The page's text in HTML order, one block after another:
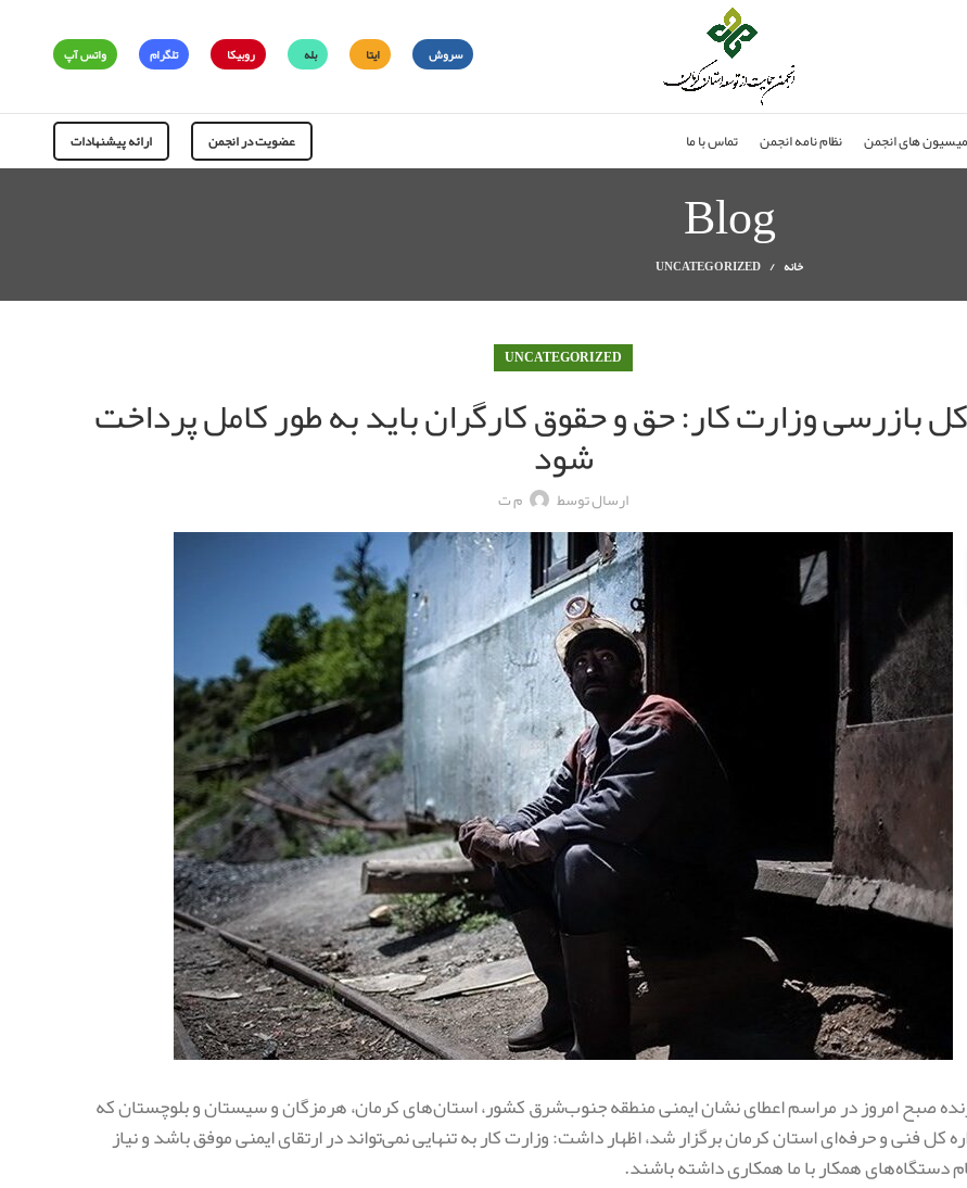
سروش ایتا بله روبیکا تلگرام واتس آپ
های انجمن نظام نامه انجمن تماس با ما عضویت در انجمن ارائه پیشنهادات
Blog خانه UNCATEGORIZED
UNCATEGORIZED
بازرسی وزارت کار: حق و حقوق کارگران باید به طور کامل پرداخت
شود
ارسال توسط م ت
صبح امروز در مراسم اعطای نشان ایمنی منطقه جنوب‌شرق کشور، استان‌های کرمان، هرمزگان و سیستان و بلوچستان که
کل فنی و حرفه‌ای استان کرمان برگزار شد، اظهار داشت: وزارت کار به تنهایی نمی‌تواند در ارتقای ایمنی موفق باشد و نیاز
دستگاه‌های همکار با ما همکاری داشته باشند.